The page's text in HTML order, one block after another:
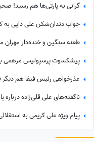
پیام ویژه علی کریمی به